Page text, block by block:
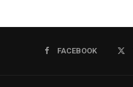
FACEBOOK